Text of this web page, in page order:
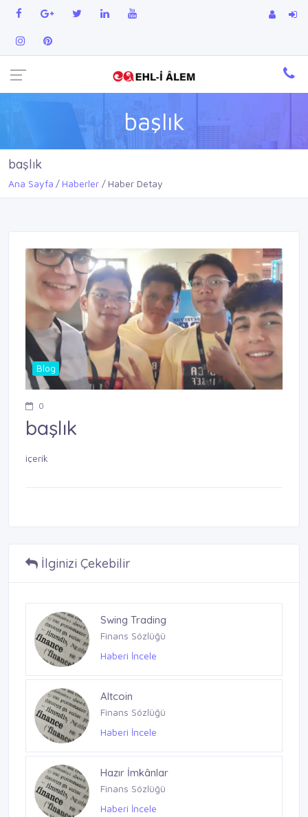
başlık
başlık
Ana Sayfa Haberler Haber Detay
Blog
0
başlık
içerik
İlginizi Çekebilir
Korkusuz Gazetesi
Gazete Manşetleri
Haberi İncele
Swing Trading
Finans Sözlüğü
Haberi İncele
Altcoin
Finans Sözlüğü
Haberi İncele
Hazır İmkânlar
Finans Sözlüğü
Haberi İncele